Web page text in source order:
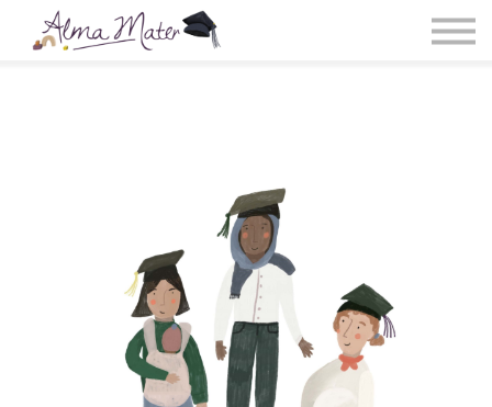
Retreats